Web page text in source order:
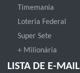
Timemania
Loteria Federal
Super Sete
+ Milionária
LISTA DE E-MAIL